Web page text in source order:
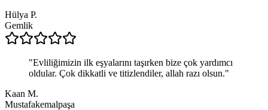
Hülya P.
Gemlik
"Evliliğimizin ilk eşyalarını taşırken bize çok yardımcı
oldular. Çok dikkatli ve titizlendiler, allah razı olsun."
Kaan M.
Mustafakemalpaşa